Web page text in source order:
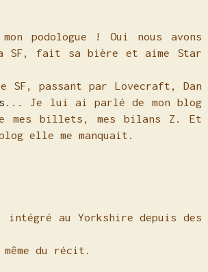
podologue ! Oui nous avons
SF, fait sa bière et aime Star
SF, passant par Lovecraft, Dan
... Je lui ai parlé de mon blog
mes billets, mes bilans Z. Et
elle me manquait.
au Yorkshire depuis des
même du récit.